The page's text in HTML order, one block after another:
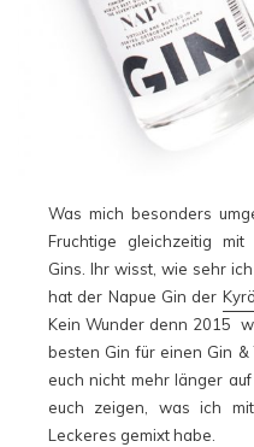
Was mich besonders
Fruchtige gleichzeitig
Gins. Ihr wisst, wie sehr
hat der Napue Gin der
Kein Wunder denn 2015
besten Gin für einen Gin
euch nicht mehr länger
euch zeigen, was ich
Leckeres gemixt habe.